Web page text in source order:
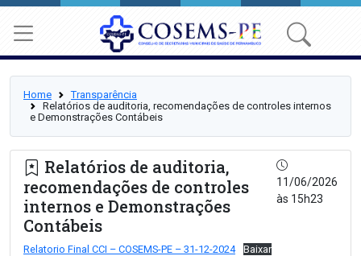
Home
Transparência
Relatórios de auditoria, recomendações de controles internos
e Demonstrações Contábeis
Relatórios de auditoria,
recomendações de controles
internos e Demonstrações
Contábeis
11/06/2026
às 15h23
Relatorio Final CCI – COSEMS-PE – 31-12-2024
Baixar